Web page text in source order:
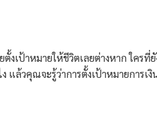
เป้าหมายให้ชีวิตเลยต่างหาก ใครที่ยั
ล้วคุณจะรู้ว่าการตั้งเป้าหมายการเ